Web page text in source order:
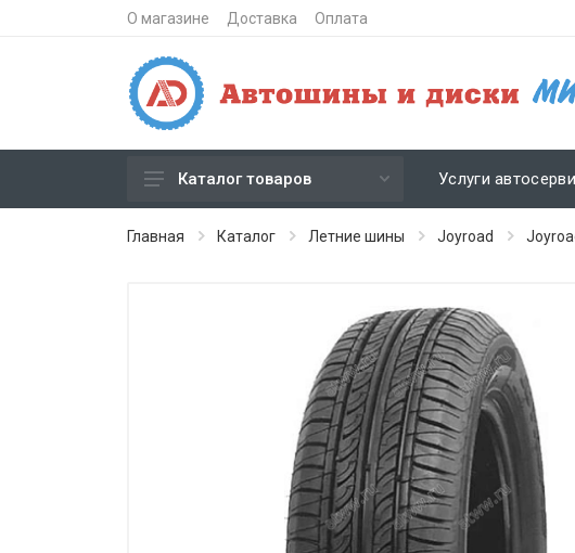
О магазине Доставка Оплата
Зимние шипованные шины
Каталог товаров Услуги
Главная Каталог Летние шины Joyroad